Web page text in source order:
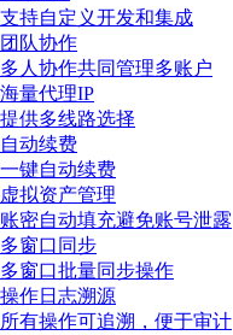
支持自定义开发和集成
团队协作
多人协作共同管理多账户
海量代理IP
提供多线路选择
自动续费
一键自动续费
虚拟资产管理
账密自动填充避免账号泄露
多窗口同步
多窗口批量同步操作
操作日志溯源
所有操作可追溯，便于审计